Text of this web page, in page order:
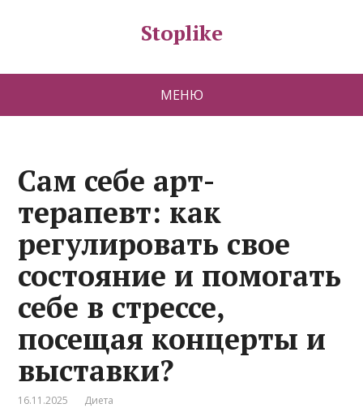
Stoplike
МЕНЮ
Сам себе арт-
терапевт: как
регулировать свое
состояние и помогать
себе в стрессе,
посещая концерты и
выставки?
16.11.2025 Диета